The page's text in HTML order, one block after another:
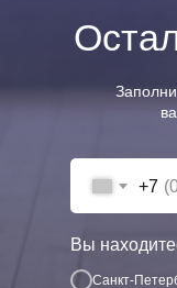
+7
Вы
Санкт-